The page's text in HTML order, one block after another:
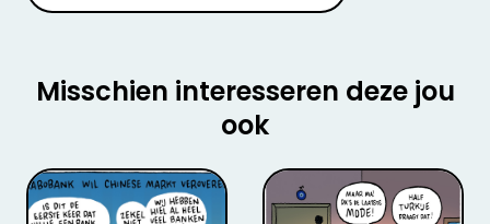
Misschien interesseren deze jou
ook